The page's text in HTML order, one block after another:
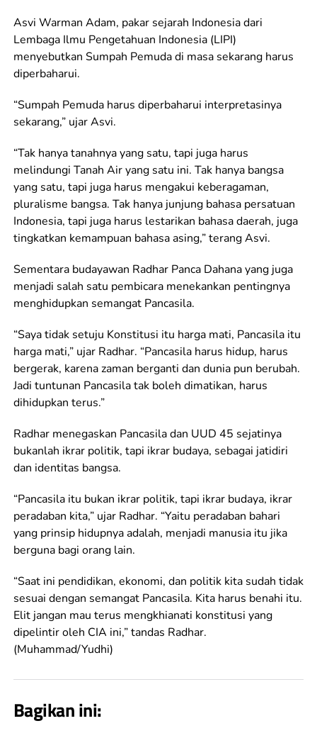
Asvi Warman Adam, pakar sejarah Indonesia dari
Lembaga Ilmu Pengetahuan Indonesia (LIPI)
menyebutkan Sumpah Pemuda di masa sekarang harus
diperbaharui.
“Sumpah Pemuda harus diperbaharui interpretasinya
sekarang,” ujar Asvi.
“Tak hanya tanahnya yang satu, tapi juga harus
melindungi Tanah Air yang satu ini. Tak hanya bangsa
yang satu, tapi juga harus mengakui keberagaman,
pluralisme bangsa. Tak hanya junjung bahasa persatuan
Indonesia, tapi juga harus lestarikan bahasa daerah, juga
tingkatkan kemampuan bahasa asing,” terang Asvi.
Sementara budayawan Radhar Panca Dahana yang juga
menjadi salah satu pembicara menekankan pentingnya
menghidupkan semangat Pancasila.
“Saya tidak setuju Konstitusi itu harga mati, Pancasila itu
harga mati,” ujar Radhar. “Pancasila harus hidup, harus
bergerak, karena zaman berganti dan dunia pun berubah.
Jadi tuntunan Pancasila tak boleh dimatikan, harus
dihidupkan terus.”
Radhar menegaskan Pancasila dan UUD 45 sejatinya
bukanlah ikrar politik, tapi ikrar budaya, sebagai jatidiri
dan identitas bangsa.
“Pancasila itu bukan ikrar politik, tapi ikrar budaya, ikrar
peradaban kita,” ujar Radhar. “Yaitu peradaban bahari
yang prinsip hidupnya adalah, menjadi manusia itu jika
berguna bagi orang lain.
“Saat ini pendidikan, ekonomi, dan politik kita sudah tidak
sesuai dengan semangat Pancasila. Kita harus benahi itu.
Elit jangan mau terus mengkhianati konstitusi yang
dipelintir oleh CIA ini,” tandas Radhar.
(Muhammad/Yudhi)
Bagikan ini: